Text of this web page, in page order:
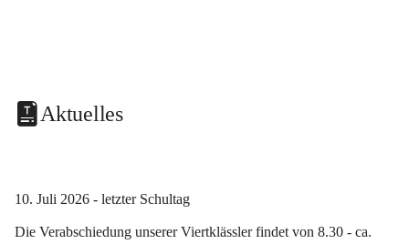
Aktuelles
10. Juli 2026 - letzter Schultag
Die Verabschiedung unserer Viertklässler findet von 8.30 - ca.